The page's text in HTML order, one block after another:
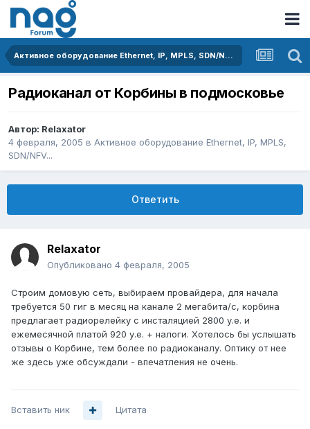
Активное оборудование Ethernet, IP, MPLS, SDN/NFV...
Радиоканал от Корбины в подмосковье
Автор: Relaxator
4 февраля, 2005 в Активное оборудование Ethernet, IP, MPLS,
SDN/NFV...
Ответить
Relaxator
Опубликовано 4 февраля, 2005
Строим домовую сеть, выбираем провайдера, для начала
требуется 50 гиг в месяц на канале 2 мегабита/c, корбина
предлагает радиорелейку с инсталяцией 2800 у.е. и
ежемесячной платой 920 у.е. + налоги. Хотелось бы услышать
отзывы о Корбине, тем более по радиоканалу. Оптику от нее
же здесь уже обсуждали - впечатления не очень.
Вставить ник Цитата